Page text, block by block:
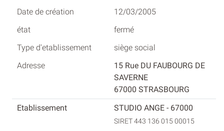
12/03/2005
fermé
siège social
15 Rue DU FAUBOURG DE
SAVERNE
67000 STRASBOURG
STUDIO ANGE - 67000
SIRET 443 136 015 00015